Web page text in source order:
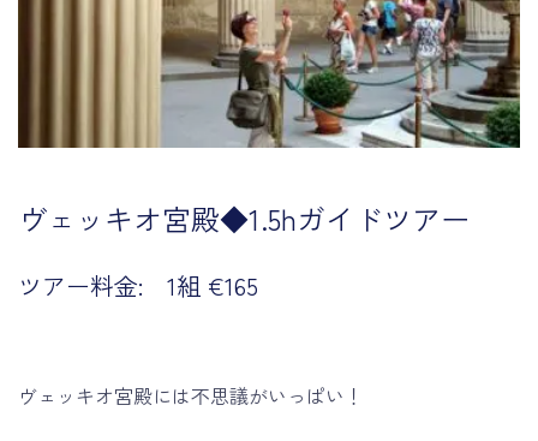
ヴェッキオ宮殿◆1.5hガイドツアー
ツアー料金: 1組 €165
ヴェッキオ宮殿には不思議がいっぱい！